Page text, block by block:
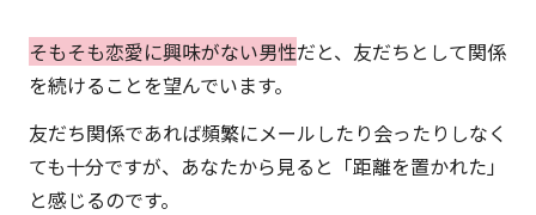
そもそも恋愛に興味がない男性だと、友だちとして関係
を続けることを望んでいます。
友だち関係であれば頻繁にメールしたり会ったりしなく
ても十分ですが、あなたから見ると「距離を置かれた」
と感じるのです。